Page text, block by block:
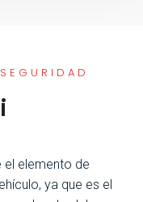
el elemento de
ya que es el